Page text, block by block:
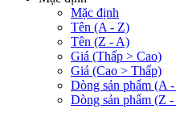
Mặc định
Tên (A - Z)
Tên (Z - A)
Giá (Thấp > Cao)
Giá (Cao > Thấp)
Dòng sản phẩm (A
Dòng sản phẩm (Z